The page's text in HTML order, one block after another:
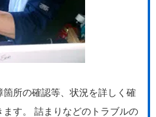
箇所の確認等、状況を詳しく確
ます。 詰まりなどのトラブルの